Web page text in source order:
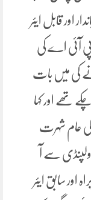
اور قابل ایئر
پی آئی اے کی
کی میں بات
تھے اور کہا
کی عام شہرت
سے آ
سابق ایئر